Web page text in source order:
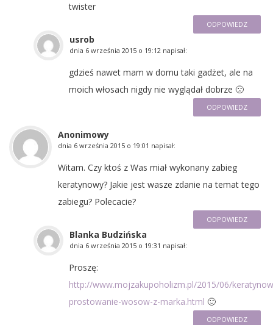
twister
ODPOWIEDZ
usrob
dnia 6 września 2015 o 19:12 napisał:
gdzieś nawet mam w domu taki gadżet, ale na
moich włosach nigdy nie wyglądał dobrze 🙁
ODPOWIEDZ
Anonimowy
dnia 6 września 2015 o 19:01 napisał:
Witam. Czy ktoś z Was miał wykonany zabieg
keratynowy? Jakie jest wasze zdanie na temat tego
zabiegu? Polecacie?
ODPOWIEDZ
Blanka Budzińska
dnia 6 września 2015 o 19:31 napisał:
Proszę:
http://www.mojzakupoholizm.pl/2015/06/
prostowanie-wosow-z-marka.html 🙂
ODPOWIEDZ